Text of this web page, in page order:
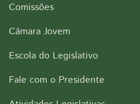
Comissões
Câmara Jovem
Escola do Legislativo
Fale com o Presidente